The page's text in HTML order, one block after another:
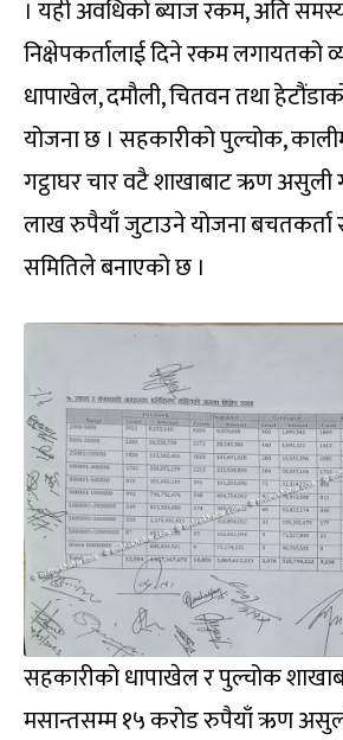
। यही अवधिको ब्याज रकम, अति
निक्षेपकर्तालाई दिने रकम लगायतको
धापाखेल, दमौली, चितवन तथा
योजना छ । सहकारीको पुल्चोक,
गट्ठाघर चार वटै शाखाबाट ऋण असुली
लाख रुपैयाँ जुटाउने योजना
समितिले बनाएको छ ।
सहकारीको धापाखेल र पुल्चोक
मसान्तसम्म १५ करोड रुपैयाँ ऋण